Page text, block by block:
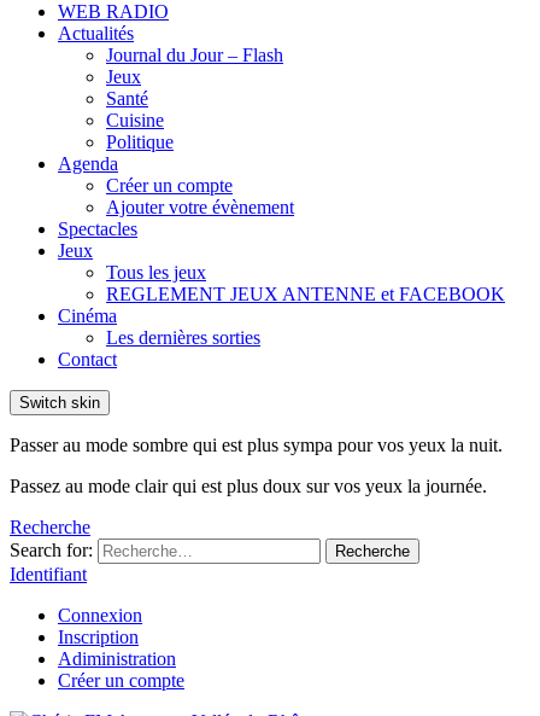
WEB RADIO
Actualités
Journal du Jour – Flash
Jeux
Santé
Cuisine
Politique
Agenda
Créer un compte
Ajouter votre évènement
Spectacles
Jeux
Tous les jeux
REGLEMENT JEUX ANTENNE et FACEBOOK
Cinéma
Les dernières sorties
Contact
Switch skin
Passer au mode sombre qui est plus sympa pour vos yeux la nuit.
Passez au mode clair qui est plus doux sur vos yeux la journée.
Recherche
Search for:
Recherche
Identifiant
Connexion
Inscription
Adiministration
Créer un compte